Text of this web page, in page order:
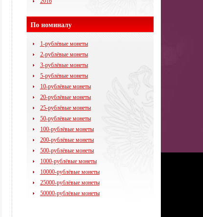
По номиналу
1-рублёвые монеты
2-рублёвые монеты
3-рублёвые монеты
5-рублёвые монеты
10-рублёвые монеты
20-рублёвые монеты
25-рублёвые монеты
50-рублёвые монеты
100-рублёвые монеты
200-рублёвые монеты
500-рублёвые монеты
1000-рублёвые монеты
10000-рублёвые монеты
25000-рублёвые монеты
50000-рублёвые монеты